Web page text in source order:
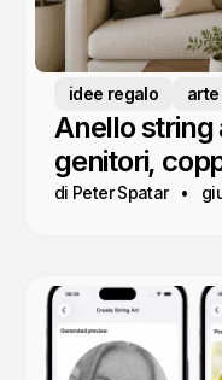
idee regalo
Anello string
genitori,
di Peter Spatar